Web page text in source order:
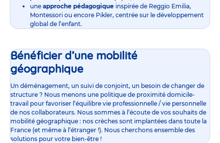
une approche pédagogique inspirée de Reggio Emilia,
Montessori ou encore Pikler, centrée sur le développement
global de l’enfant.
Bénéficier d’une mobilité
géographique
Un déménagement, un suivi de conjoint, un besoin de changer de
structure ? Nous menons une politique de proximité domicile-
travail pour favoriser l’équilibre vie professionnelle / vie personnelle
de nos collaborateurs. Nous sommes à l’écoute de vos souhaits de
mobilité géographique : nos crèches sont implantées dans toute la
France (et même à l’étranger !). Nous cherchons ensemble des
solutions pour votre bien-être !